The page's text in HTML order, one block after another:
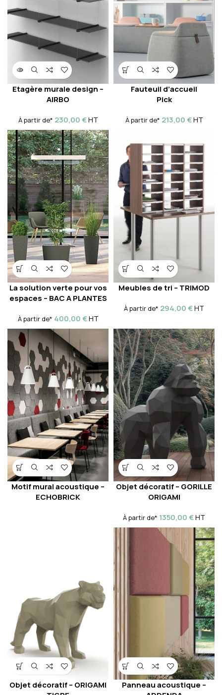
Etagère murale design –
AIRBO
À partir de* 230,00€HT
Fauteuil d’accueil
Pick
À partir de* 213,00€HT
La solution verte pour vos
espaces – BAC A PLANTES
À partir de* 400,00€HT
Meubles de tri – TRIMOD
À partir de* 294,00€HT
Motif mural acoustique –
ECHOBRICK
Objet décoratif – GORILLE
ORIGAMI
À partir de* 1350,00€HT
Objet décoratif – ORIGAMI
Panneau acoustique –